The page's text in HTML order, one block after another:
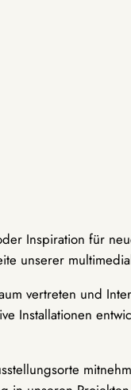
Inspiration für
unserer
vertreten und
Installationen